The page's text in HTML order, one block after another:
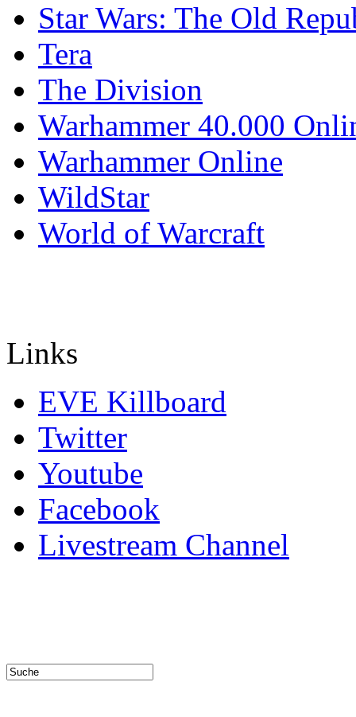
Star Wars: The Old
Tera
The Division
Warhammer 40.000
Warhammer Online
WildStar
World of Warcraft
Links
EVE Killboard
Twitter
Youtube
Facebook
Livestream Channel